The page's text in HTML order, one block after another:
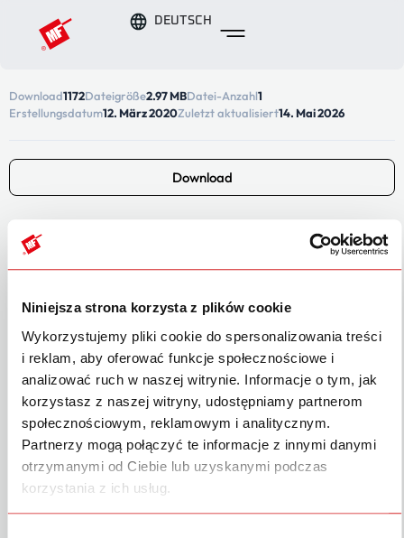
Niniejsza strona korzysta z plików cookie
Wykorzystujemy pliki cookie do spersonalizowania treści
i reklam, aby oferować funkcje społecznościowe i
analizować ruch w naszej witrynie. Informacje o tym, jak
korzystasz z naszej witryny, udostępniamy partnerom
społecznościowym, reklamowym i analitycznym.
Partnerzy mogą połączyć te informacje z innymi danymi
otrzymanymi od Ciebie lub uzyskanymi podczas
korzystania z ich usług.
DEUTSCH
Download1172Dateigröße2.97 MBDatei-Anzahl1
Erstellungsdatum12. März 2020Zuletzt aktualisiert14. Mai 2026
Download
BESCHREIBUNG
Katalogi DE
SIMILAR DOWNLOADS
Kein passender Download gefunden!